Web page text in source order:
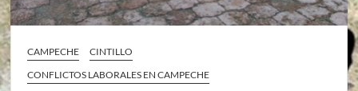
CAMPECHE
CINTILLO
CONFLICTOS LABORALES EN CAMPECHE